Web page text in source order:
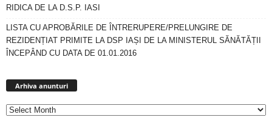
RIDICA DE LA D.S.P. IASI
LISTA CU APROBĂRILE DE ÎNTRERUPERE/PRELUNGIRE DE
REZIDENȚIAT PRIMITE LA DSP IAȘI DE LA MINISTERUL SĂNĂTĂȚII
ÎNCEPÂND CU DATA DE 01.01.2016
Arhiva anunturi